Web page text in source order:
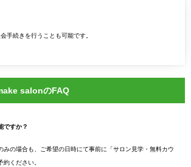
手続きを行うことも可能です。
salonのFAQ
ですか？
みの場合も、ご希望の日時にて事前に「サロン見学・無料カウ
約ください。